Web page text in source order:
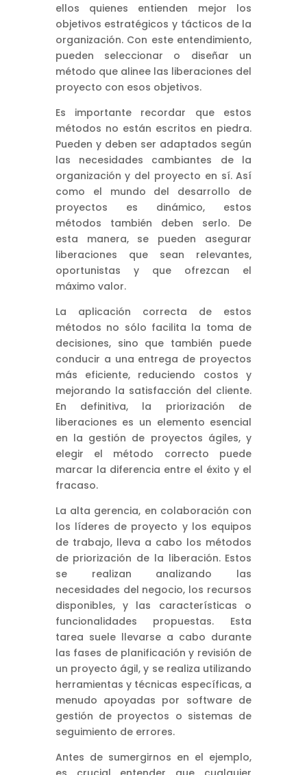
ellos quienes entienden mejor los
objetivos estratégicos y tácticos de la
organización. Con este entendimiento,
pueden seleccionar o diseñar un
método que alinee las liberaciones del
proyecto con esos objetivos.
Es importante recordar que estos
métodos no están escritos en piedra.
Pueden y deben ser adaptados según
las necesidades cambiantes de la
organización y del proyecto en sí. Así
como el mundo del desarrollo de
proyectos es dinámico, estos
métodos también deben serlo. De
esta manera, se pueden asegurar
liberaciones que sean relevantes,
oportunistas y que ofrezcan el
máximo valor.
La aplicación correcta de estos
métodos no sólo facilita la toma de
decisiones, sino que también puede
conducir a una entrega de proyectos
más eficiente, reduciendo costos y
mejorando la satisfacción del cliente.
En definitiva, la priorización de
liberaciones es un elemento esencial
en la gestión de proyectos ágiles, y
elegir el método correcto puede
marcar la diferencia entre el éxito y el
fracaso.
La alta gerencia, en colaboración con
los líderes de proyecto y los equipos
de trabajo, lleva a cabo los métodos
de priorización de la liberación. Estos
se realizan analizando las
necesidades del negocio, los recursos
disponibles, y las características o
funcionalidades propuestas. Esta
tarea suele llevarse a cabo durante
las fases de planificación y revisión de
un proyecto ágil, y se realiza utilizando
herramientas y técnicas específicas, a
menudo apoyadas por software de
gestión de proyectos o sistemas de
seguimiento de errores.
Antes de sumergirnos en el ejemplo,